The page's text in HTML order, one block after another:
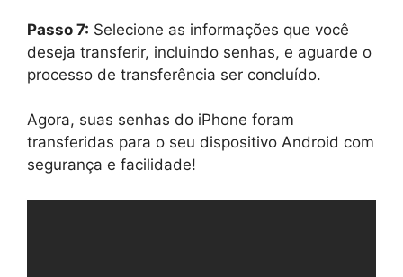
Passo 7: Selecione as informações que você
deseja transferir, incluindo senhas, e aguarde o
processo de transferência ser concluído.
Agora, suas senhas do iPhone foram
transferidas para o seu dispositivo Android com
segurança e facilidade!